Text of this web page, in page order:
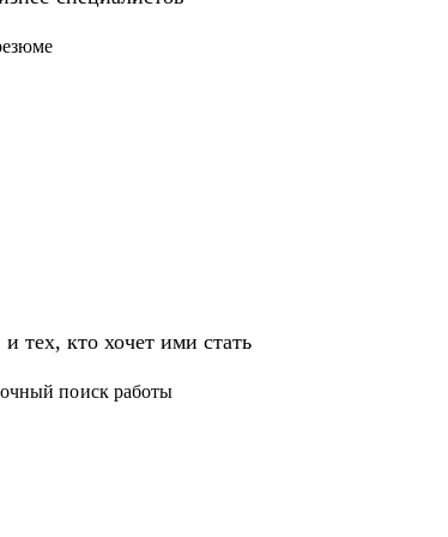
и обучения.
проектов;
а также высшему и среднему
тех, кто хочет ими стать
поиск работы